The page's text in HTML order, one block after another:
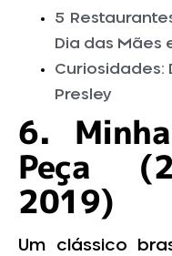
5
Dia das Mães
Curiosidades:
Presley
6.
Peça
2019)
Um clássico